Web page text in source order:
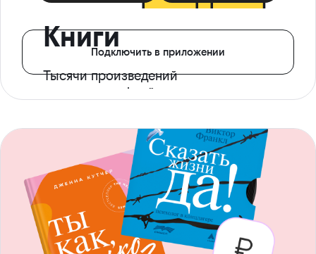
Книги
Тысячи произведений
с доступом офлайн
Подключить в приложении